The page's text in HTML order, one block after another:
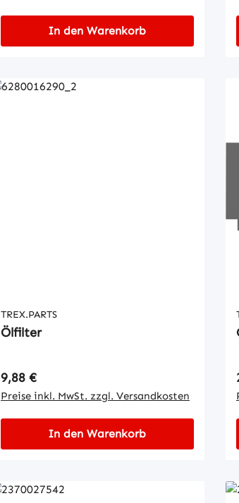
In den Warenkorb
TREX.PARTS
Ölfilter
Regulärer Preis:
9,88 €
Preise inkl. MwSt. zzgl. Versandkosten
In den Warenkorb